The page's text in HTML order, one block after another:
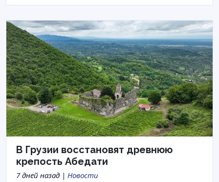
В Грузии восстановят древнюю
крепость Абедати
7 дней назад | Новости